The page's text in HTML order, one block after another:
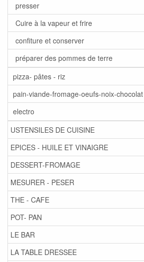
presser
Cuire à la vapeur et frire
confiture et conserver
préparer des pommes de terre
pizza- pâtes - riz
pain-viande-fromage-oeufs-noix-chocolat
electro
USTENSILES DE CUISINE
EPICES - HUILE ET VINAIGRE
DESSERT-FROMAGE
MESURER - PESER
THE - CAFE
POT- PAN
LE BAR
LA TABLE DRESSEE